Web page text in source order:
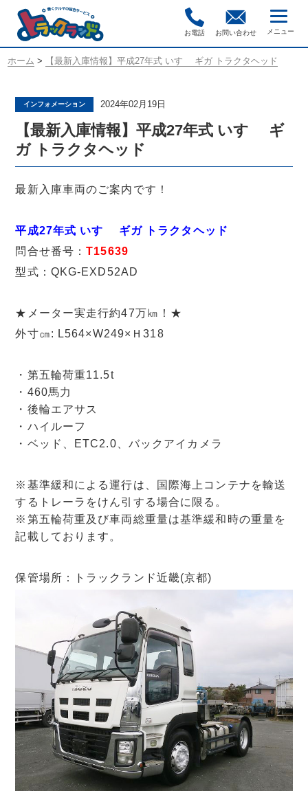
お電話 お問い合わせ
ホーム > 【最新入庫情報】平成27年式 いすゞ ギガ トラクタヘッド
インフォメーション 2024年02月19日
【最新入庫情報】平成27年式 いすゞ ギ
ガ トラクタヘッド
最新入庫車両のご案内です！
平成27年式 いすゞ ギガ トラクタヘッド
問合せ番号：T15639
型式：QKG-EXD52AD
★メーター実走行約47万㎞！★
外寸㎝: L564×W249×Ｈ318
・第五輪荷重11.5t
・460馬力
・後輪エアサス
・ハイルーフ
・ベッド、ETC2.0、バックアイカメラ
※基準緩和による運行は、国際海上コンテナを輸送
するトレーラをけん引する場合に限る。
※第五輪荷重及び車両総重量は基準緩和時の重量を
記載しております。
保管場所：トラックランド近畿(京都)